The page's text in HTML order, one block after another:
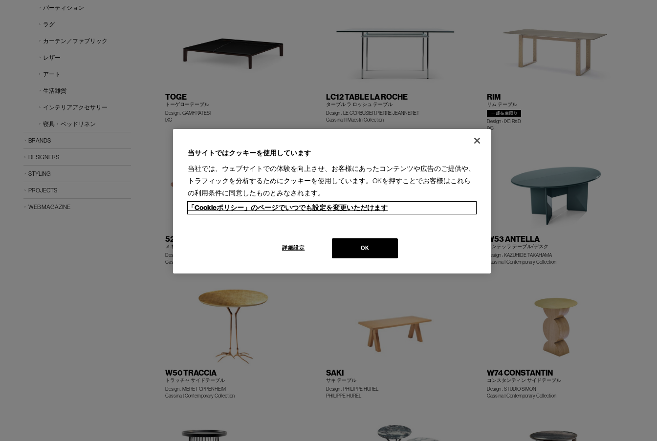
TOGE
トーゲローテーブル
Design : GAMFRATESI
IXC
+
LC12 TABLE LA ROCHE
ターブル ラ ロッシュ テーブル
Design : LE CORBUSIER,PIERRE JEANNERET
Cassina | I Maestri Collection
+
RIM
リム テーブル
Design : IXC R&D
IXC
527 MEXIQUE
メキシク テーブル
Design : CHARLOTTE PERRIAND
Cassina | I Maestri Collection
581 ESOSOFT COFFEE TABLE
エゾソフト コーヒーテーブル ローテーブル
W53 ANTELLA
アンテッラ テーブル/デスク
Design : KAZUHIDE TAKAHAMA
Cassina | Contemporary Collection
W50 TRACCIA
トラッチャ サイドテーブル
Design : MERET OPPENHEIM
Cassina | Contemporary Collection
SAKI
サキ テーブル
Design : PHILIPPE HUREL
PHILIPPE HUREL
W74 CONSTANTIN
コンスタンティン サイドテーブル
Design : STUDIO SIMON
Cassina | Contemporary Collection
パーティション
ラグ
カーテン／ファブリック
レザー
アート
生活雑貨
インテリアアクセサリー
寝具・ベッドリネン
BRANDS
DESIGNERS
STYLING
PROJECTS
WEB MAGAZINE
当サイトではクッキーを使用しています
当社では、ウェブサイトでの体験を向上させ、お客様にあったコンテンツや広告のご提供や、
トラフィックを分析するためにクッキーを使用しています。OKを押すことでお客様はこれら
の利用条件に同意したものとみなされます。
「Cookieポリシー」のページでいつでも設定を変更いただけます
OK
詳細設定